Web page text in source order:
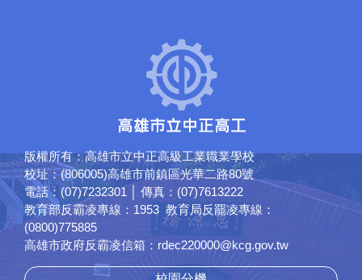
版權所有：高雄市立中正高級工業職業學校
校址：(806005)高雄市前鎮區光華二路80號
電話：(07)7232301 │ 傳真：(07)7613222
教育部反霸凌專線：1953 教育局反罷凌專線：
(0800)775885
高雄市政府反霸凌信箱：rdec220000@kcg.gov.tw